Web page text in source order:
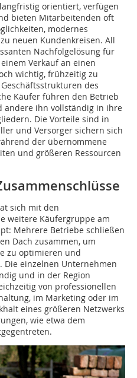
orientiert, verfügen
bieten Mitarbeitenden oft
modernes
neuen Kundenkreisen. All
Nachfolgelösung für
Verkauf an einen
wichtig, frühzeitig zu
des
Käufer führen den Betrieb
andere ihn vollständig in ihre
Die Vorteile sind in
und Versorger sichern sich
der übernommene
und größeren Ressourcen
sich mit den
weitere Käufergruppe am
Mehrere Betriebe schließen
Dach zusammen, um
zu optimieren und
einzelnen Unternehmen
und in der Region
von professionellen
im Marketing oder im
eines größeren Netzwerks
wie etwa dem